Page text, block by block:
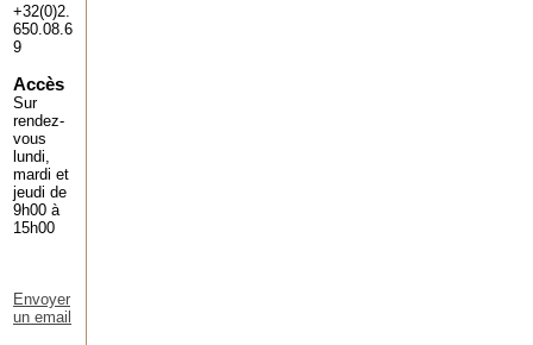
+32(0)2.
650.08.6
9
Accès
Sur
rendez-
vous
lundi,
mardi et
jeudi de
9h00 à
15h00
Envoyer
un email